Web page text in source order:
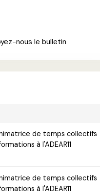
nous le bulletin
de temps collectifs
à l'ADEAR11
de temps collectifs
à l'ADEAR11